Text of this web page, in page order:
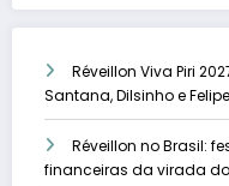
Réveillon Viva Piri
Santana, Dilsinho e
Réveillon no Brasil:
financeiras da virada